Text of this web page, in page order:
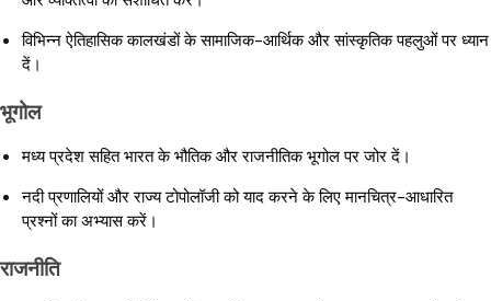
विभिन्न ऐतिहासिक कालखंडों के सामाजिक-आर्थिक और सांस्कृतिक पहलुओं पर ध्यान
दें।
भूगोल
मध्य प्रदेश सहित भारत के भौतिक और राजनीतिक भूगोल पर जोर दें।
नदी प्रणालियों और राज्य टोपोलॉजी को याद करने के लिए मानचित्र-आधारित
प्रश्नों का अभ्यास करें।
राजनीति